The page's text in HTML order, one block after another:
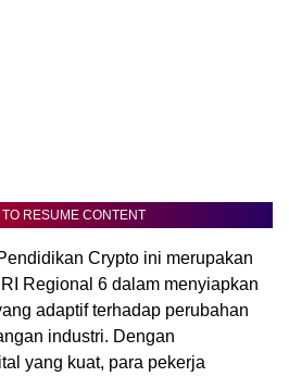
RESUME CONTENT
Crypto ini merupakan
Regional 6 dalam menyiapkan
adaptif terhadap perubahan
industri. Dengan
yang kuat, para pekerja